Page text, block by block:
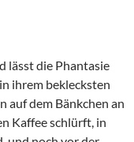
lässt die Phantasie
ihrem beklecksten
auf dem Bänkchen an
Kaffee schlürft, in